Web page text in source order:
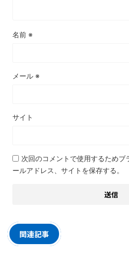
名前 ※
メール ※
サイト
次回のコメントで使用するためブ
ールアドレス、サイトを保存する。
関連記事